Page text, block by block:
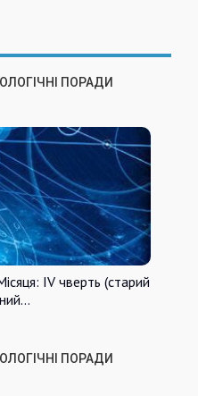
ПОРАДИ
IV чверть (старий
ПОРАДИ